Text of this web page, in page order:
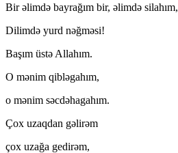
Bir əlimdə bayrağım bir, əlimdə silahım,
Dilimdə yurd nəğməsi!
Başım üstə Allahım.
O mənim qibləgahım,
o mənim səcdəhagahım.
Çox uzaqdan gəlirəm
çox uzağa gedirəm,